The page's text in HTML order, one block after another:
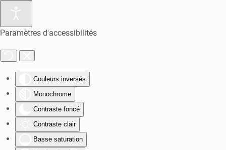
Paramètres d'accessibilités
Couleurs inversés
Monochrome
Contraste foncé
Contraste clair
Basse saturation